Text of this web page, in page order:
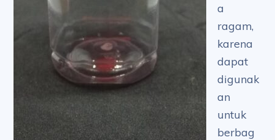
a
ragam,
karena
dapat
digunak
an
untuk
berbag